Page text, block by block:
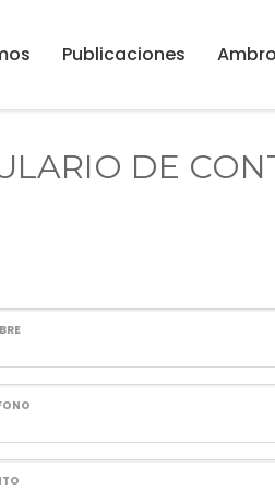
Publicaciones
DE